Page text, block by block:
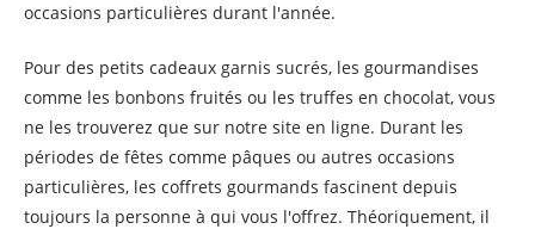
occasions particulières durant l'année.
Pour des petits cadeaux garnis sucrés, les gourmandises
comme les bonbons fruités ou les truffes en chocolat, vous
ne les trouverez que sur notre site en ligne. Durant les
périodes de fêtes comme pâques ou autres occasions
particulières, les coffrets gourmands fascinent depuis
toujours la personne à qui vous l'offrez. Théoriquement, il